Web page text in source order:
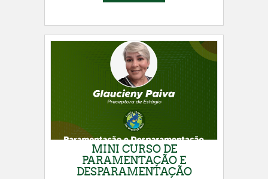
MINI CURSO DE
PARAMENTAÇÃO E
DESPARAMENTAÇÃO